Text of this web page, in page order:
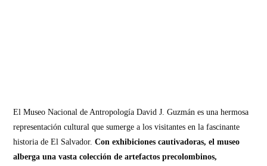
El Museo Nacional de Antropología David J. Guzmán es una hermosa
representación cultural que sumerge a los visitantes en la fascinante
historia de El Salvador.Con exhibiciones cautivadoras, el museo
alberga una vasta colección de artefactos precolombinos,